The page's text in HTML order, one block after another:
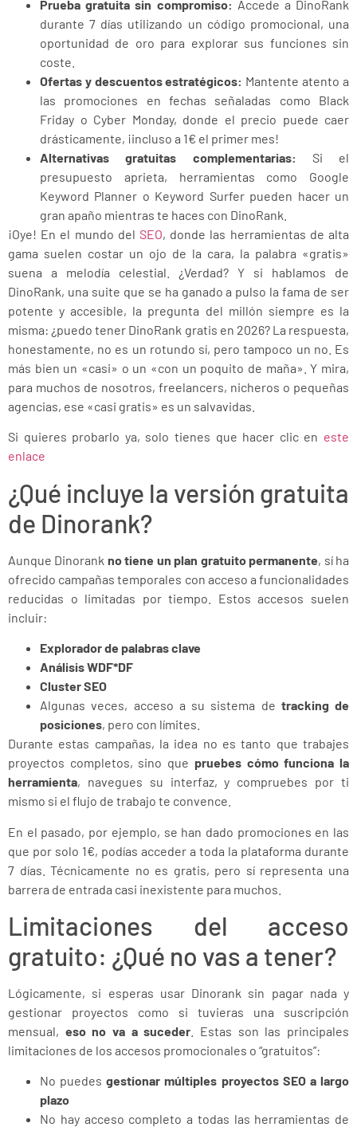
Prueba gratuita sin compromiso: Accede a DinoRank
durante 7 días utilizando un código promocional, una
oportunidad de oro para explorar sus funciones sin
coste.
Ofertas y descuentos estratégicos: Mantente atento a
las promociones en fechas señaladas como Black
Friday o Cyber Monday, donde el precio puede caer
drásticamente, ¡incluso a 1€ el primer mes!
Alternativas gratuitas complementarias: Si el
presupuesto aprieta, herramientas como Google
Keyword Planner o Keyword Surfer pueden hacer un
gran apaño mientras te haces con DinoRank.
¡Oye! En el mundo del SEO, donde las herramientas de alta
gama suelen costar un ojo de la cara, la palabra «gratis»
suena a melodía celestial. ¿Verdad? Y si hablamos de
DinoRank, una suite que se ha ganado a pulso la fama de ser
potente y accesible, la pregunta del millón siempre es la
misma: ¿puedo tener DinoRank gratis en 2026? La respuesta,
honestamente, no es un rotundo sí, pero tampoco un no. Es
más bien un «casi» o un «con un poquito de maña». Y mira,
para muchos de nosotros, freelancers, nicheros o pequeñas
agencias, ese «casi gratis» es un salvavidas.
Si quieres probarlo ya, solo tienes que hacer clic en este
enlace
¿Qué incluye la versión gratuita
de Dinorank?
Aunque Dinorank no tiene un plan gratuito permanente, sí ha
ofrecido campañas temporales con acceso a funcionalidades
reducidas o limitadas por tiempo. Estos accesos suelen
incluir:
Explorador de palabras clave
Análisis WDF*DF
Cluster SEO
Algunas veces, acceso a su sistema de tracking de
posiciones, pero con límites.
Durante estas campañas, la idea no es tanto que trabajes
proyectos completos, sino que pruebes cómo funciona la
herramienta, navegues su interfaz, y compruebes por ti
mismo si el flujo de trabajo te convence.
En el pasado, por ejemplo, se han dado promociones en las
que por solo 1€, podías acceder a toda la plataforma durante
7 días. Técnicamente no es gratis, pero sí representa una
barrera de entrada casi inexistente para muchos.
Limitaciones del acceso
gratuito: ¿Qué no vas a tener?
Lógicamente, si esperas usar Dinorank sin pagar nada y
gestionar proyectos como si tuvieras una suscripción
mensual, eso no va a suceder . Estas son las principales
limitaciones de los accesos promocionales o “gratuitos”:
No puedesgestionar múltiples proyectos SEO a largo
plazo
No hay acceso completo a todas las herramientas de